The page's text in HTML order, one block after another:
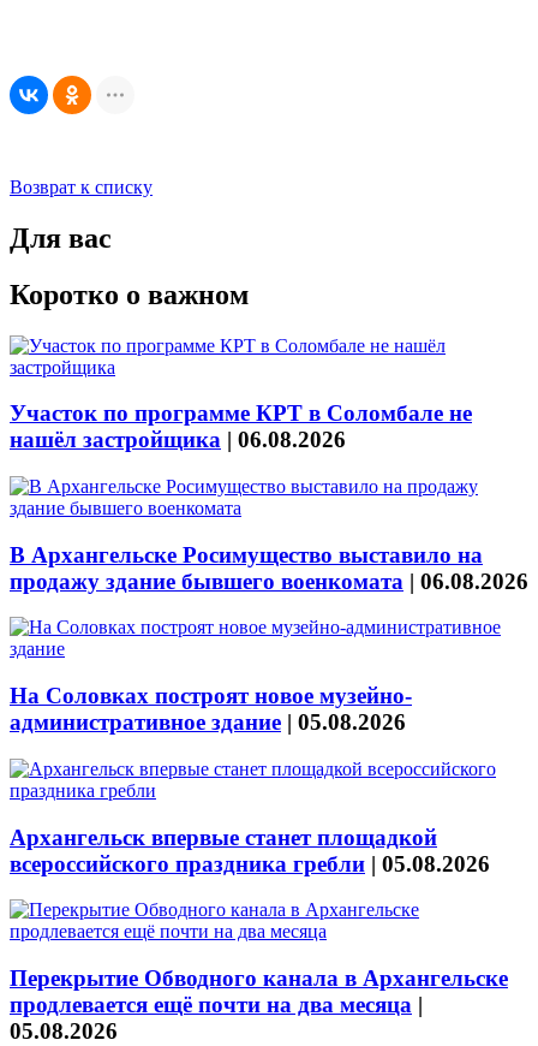
Возврат к списку
Для вас
Коротко о важном
Участок по программе КРТ в Соломбале не
нашёл застройщика | 06.08.2026
В Архангельске Росимущество выставило на
продажу здание бывшего военкомата | 06.08.2026
На Соловках построят новое музейно-
административное здание | 05.08.2026
Архангельск впервые станет площадкой
всероссийского праздника гребли | 05.08.2026
Перекрытие Обводного канала в Архангельске
продлевается ещё почти на два месяца |
05.08.2026